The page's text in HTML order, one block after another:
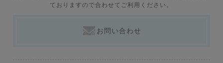
ておりますので合わせてご利用ください。
お問い合わせ